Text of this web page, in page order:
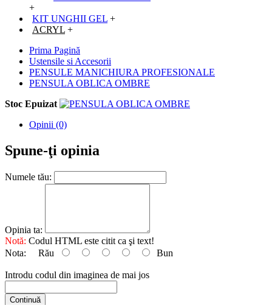
+
KIT UNGHII GEL +
ACRYL +
Prima Pagină
Ustensile si Accesorii
PENSULE MANICHIURA PROFESIONALE
PENSULA OBLICA OMBRE
Stoc Epuizat
Opinii (0)
Spune-ţi opinia
Numele tău:
Opinia ta:
Notă: Codul HTML este citit ca şi text!
Nota: Rău Bun
Introdu codul din imaginea de mai jos
Continuă